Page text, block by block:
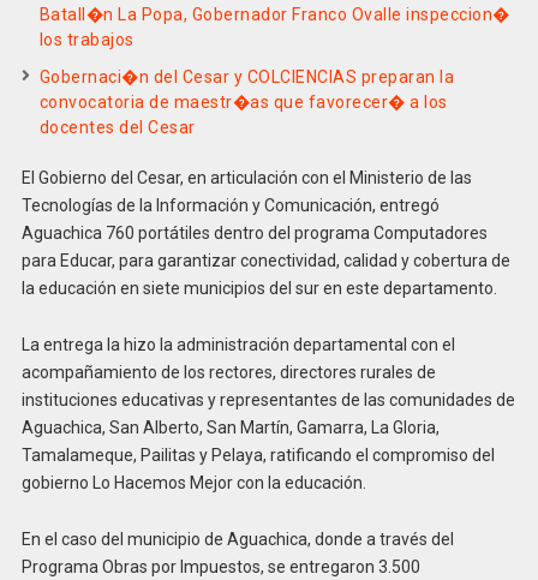
Batall�n La Popa, Gobernador Franco Ovalle inspeccion�
los trabajos
Gobernaci�n del Cesar y COLCIENCIAS preparan la
convocatoria de maestr�as que favorecer� a los
docentes del Cesar
El Gobierno del Cesar, en articulación con el Ministerio de las
Tecnologías de la Información y Comunicación, entregó
Aguachica 760 portátiles dentro del programa Computadores
para Educar, para garantizar conectividad, calidad y cobertura de
la educación en siete municipios del sur en este departamento.
La entrega la hizo la administración departamental con el
acompañamiento de los rectores, directores rurales de
instituciones educativas y representantes de las comunidades de
Aguachica, San Alberto, San Martín, Gamarra, La Gloria,
Tamalameque, Pailitas y Pelaya, ratificando el compromiso del
gobierno Lo Hacemos Mejor con la educación.
En el caso del municipio de Aguachica, donde a través del
Programa Obras por Impuestos, se entregaron 3.500